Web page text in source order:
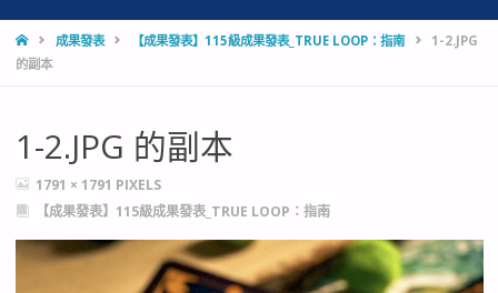
HOME成果發表 【成果發表】115級成果發表_TRUE LOOP：指南
1-2.JPG
的副本
1-2.JPG 的副本
FULL
SIZE
1791 × 1791 PIXELS
【成果發表】115級成果發表_TRUE LOOP：指南